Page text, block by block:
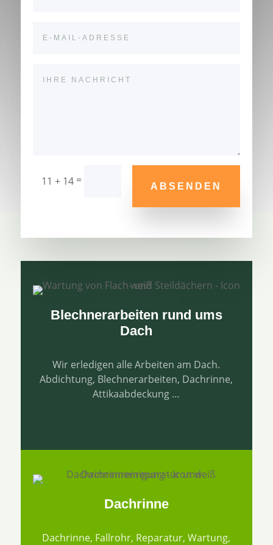
11 + 14 = ABSENDEN
Blechnerarbeiten rund ums
Dach
Wir erledigen alle Arbeiten am Dach.
Abdichtung, Blechnerarbeiten, Dachrinne,
Attikaabdeckung …
Dachrinne
Dachrinne, Fallrohr, Reparatur, Wartung,